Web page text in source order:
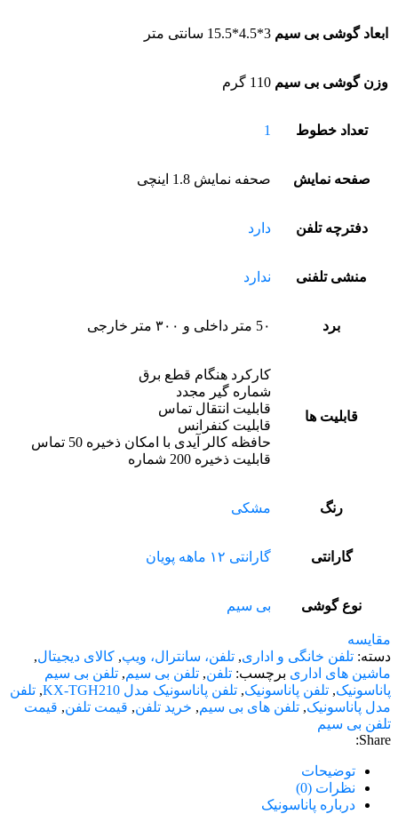
ابعاد گوشی بی سیم 3*4.5*15.5 سانتی متر
وزن گوشی بی سیم 110 گرم
تعداد خطوط 1
صفحه نمایش صحفه نمایش 1.8 اینچی
دفترچه تلفن دارد
منشی تلفنی ندارد
برد 5۰ متر داخلی و ۳۰۰ متر خارجی
قابلیت ها
کارکرد هنگام قطع برق
شماره گیر مجدد
قابلیت انتقال تماس
قابلیت کنفرانس
حافظه کالر آیدی با امکان ذخیره 50 تماس
قابلیت ذخیره 200 شماره
رنگ مشکی
گارانتی گارانتی ۱۲ ماهه پویان
نوع گوشی بی سیم
مقایسه
دسته: تلفن خانگی و اداری, تلفن، سانترال، ویپ, کالای دیجیتال,
ماشین های اداری برچسب: تلفن, تلفن بی سیم, تلفن بی سیم
پاناسونیک, تلفن پاناسونیک, تلفن پاناسونیک مدل KX-TGH210 , تلفن
مدل پاناسونیک, تلفن های بی سیم, خرید تلفن, قیمت تلفن, قیمت
تلفن بی سیم
Share:
توضیحات
نظرات (0)
درباره پاناسونیک